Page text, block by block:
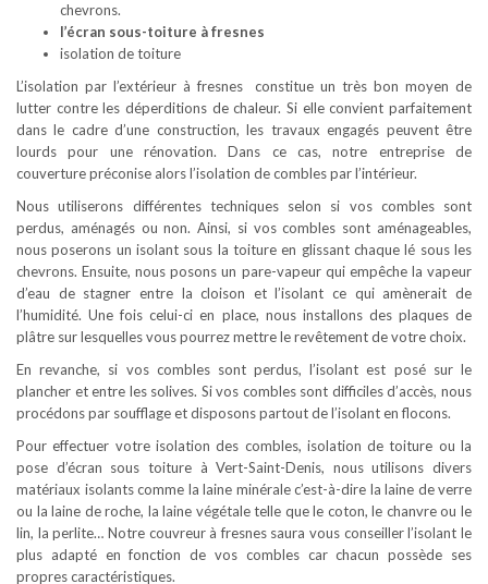
chevrons.
l’écran sous-toiture à fresnes
isolation de toiture
L’isolation par l’extérieur à fresnes constitue un très bon moyen de
lutter contre les déperditions de chaleur. Si elle convient parfaitement
dans le cadre d’une construction, les travaux engagés peuvent être
lourds pour une rénovation. Dans ce cas, notre entreprise de
couverture préconise alors l’isolation de combles par l’intérieur.
Nous utiliserons différentes techniques selon si vos combles sont
perdus, aménagés ou non. Ainsi, si vos combles sont aménageables,
nous poserons un isolant sous la toiture en glissant chaque lé sous les
chevrons. Ensuite, nous posons un pare-vapeur qui empêche la vapeur
d’eau de stagner entre la cloison et l’isolant ce qui amènerait de
l’humidité. Une fois celui-ci en place, nous installons des plaques de
plâtre sur lesquelles vous pourrez mettre le revêtement de votre choix.
En revanche, si vos combles sont perdus, l’isolant est posé sur le
plancher et entre les solives. Si vos combles sont difficiles d’accès, nous
procédons par soufflage et disposons partout de l’isolant en flocons.
Pour effectuer votre isolation des combles, isolation de toiture ou la
pose d’écran sous toiture à Vert-Saint-Denis, nous utilisons divers
matériaux isolants comme la laine minérale c’est-à-dire la laine de verre
ou la laine de roche, la laine végétale telle que le coton, le chanvre ou le
lin, la perlite… Notre couvreur à fresnes saura vous conseiller l’isolant le
plus adapté en fonction de vos combles car chacun possède ses
propres caractéristiques.